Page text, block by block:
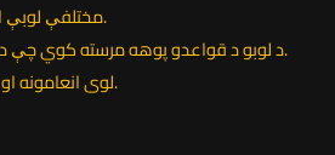
مختلفې لوبې او انتخابونه موجود دي.
د لوبو د قواعدو پوهه مرسته کوي چې د پیسو مدیریت ښه شي.
لوی انعامونه او د تکتیکونو نوې تجربې.